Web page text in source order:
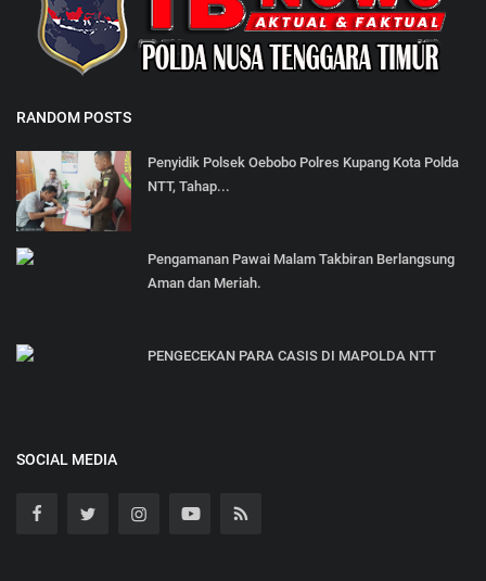
RANDOM POSTS
Penyidik Polsek Oebobo Polres Kupang Kota Polda
NTT, Tahap...
Pengamanan Pawai Malam Takbiran Berlangsung
Aman dan Meriah.
PENGECEKAN PARA CASIS DI MAPOLDA NTT
SOCIAL MEDIA